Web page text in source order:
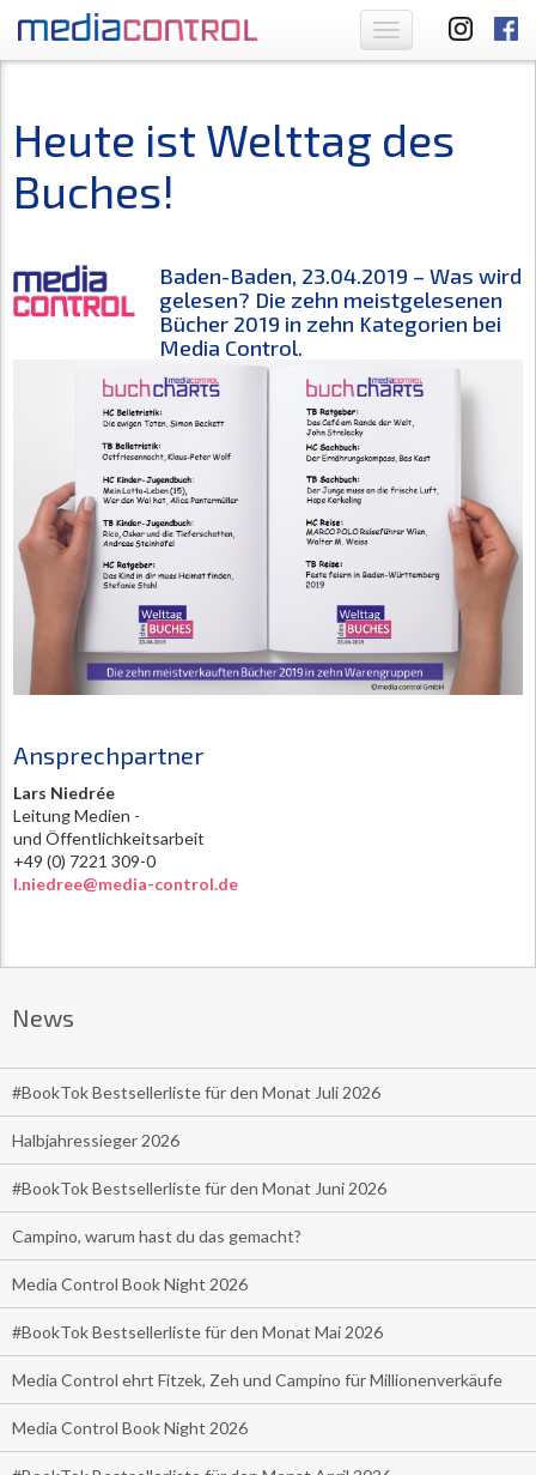
Toggle
navigation
Heute ist Welttag des
Buches!
Baden-Baden, 23.04.2019 – Was wird
gelesen? Die zehn meistgelesenen
Bücher 2019 in zehn Kategorien bei
Media Control.
Ansprechpartner
Lars Niedrée
Leitung Medien -
und Öffentlichkeitsarbeit
+49 (0) 7221 309-0
l.niedree@media-control.de
News
#BookTok Bestsellerliste für den Monat Juli 2026
Halbjahressieger 2026
#BookTok Bestsellerliste für den Monat Juni 2026
Campino, warum hast du das gemacht?
Media Control Book Night 2026
#BookTok Bestsellerliste für den Monat Mai 2026
Media Control ehrt Fitzek, Zeh und Campino für Millionenverkäufe
Media Control Book Night 2026